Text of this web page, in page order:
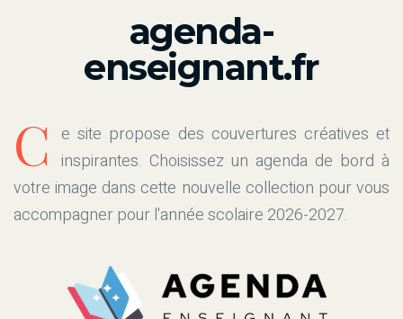
agenda-
enseignant.fr
C e site propose des couvertures créatives et
inspirantes. Choisissez un agenda de bord à
votre image dans cette nouvelle collection pour vous
accompagner pour l'année scolaire 2026-2027.